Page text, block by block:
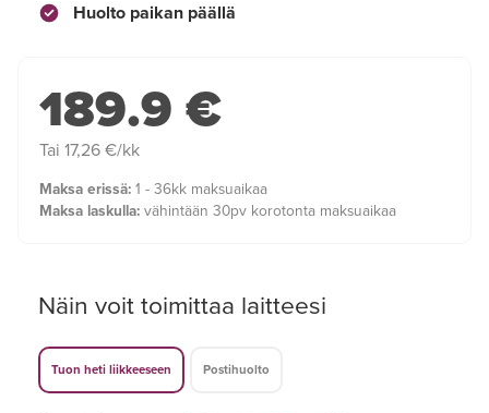
Huolto paikan päällä
189.9 €
Tai 17,26 €/kk
Maksa erissä: 1 - 36kk maksuaikaa
Maksa laskulla: vähintään 30pv korotonta maksuaikaa
Näin voit toimittaa laitteesi
Tuon heti liikkeeseen Postihuolto